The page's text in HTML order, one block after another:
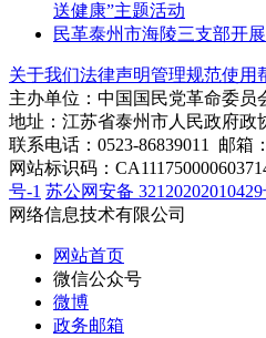
送健康”主题活动
民革泰州市海陵三支部开
关于我们法律声明管理规范使用
主办单位：中国国民党革命委员
地址：江苏省泰州市人民政府政
联系电话：0523-86839011 邮箱
网站标识码：
号-1 苏公网安备
网络信息技术有限公司
网站首页
微信公众号
微博
政务邮箱